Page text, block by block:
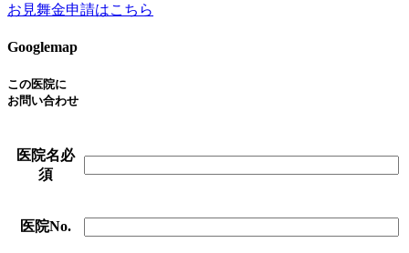
お見舞金申請はこちら
Googlemap
この医院に
お問い合わせ
医院名必
須
医院No.